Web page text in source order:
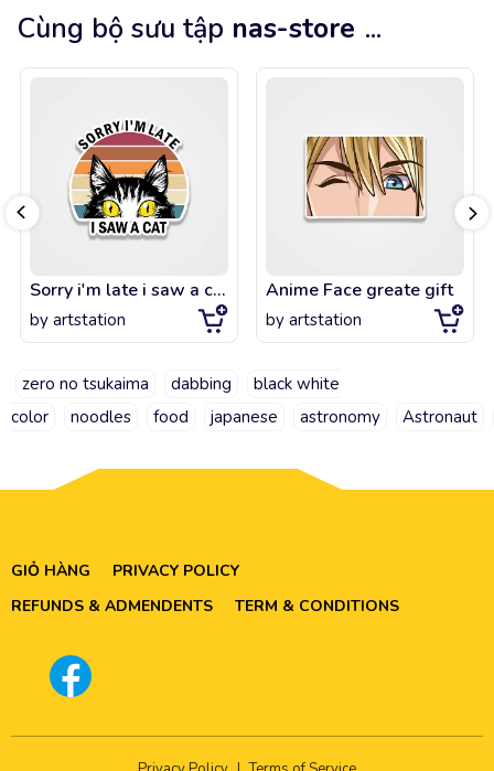
Cùng bộ sưu tập nas-store ...
Sorry i'm late i saw a cat - Funny cat lover gift
by artstation
Anime Face greate gift
by artstation
zero no tsukaima dabbing
black white
color
noodles food japanese astronomy Astronaut
GIỎ HÀNG
PRIVACY POLICY
REFUNDS & ADMENDENTS
TERM & CONDITIONS